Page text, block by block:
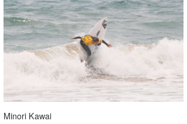
Minori Kawai